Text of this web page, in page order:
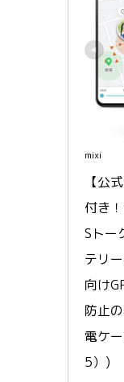
mixi
【公
付き
Sトー
テリ
向け
防止
電ケ
5）)